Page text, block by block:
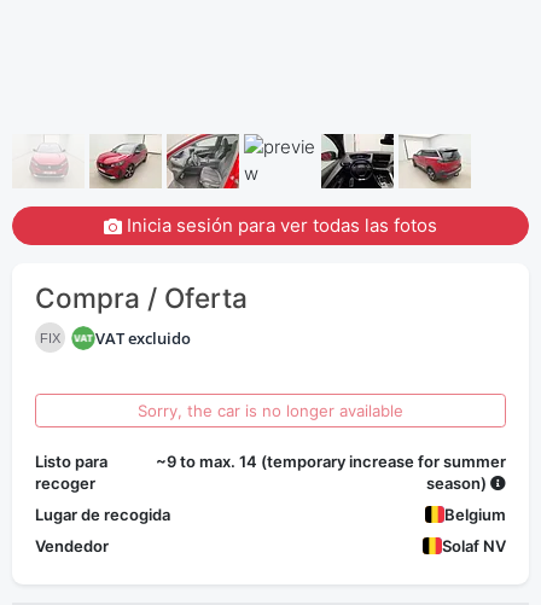
Inicia sesión para ver todas las fotos
Compra / Oferta
FIX VAT excluido
Sorry, the car is no longer available
Listo para
recoger
~9 to max. 14 (temporary increase for summer
season)
Lugar de recogida
Belgium
Vendedor
Solaf NV